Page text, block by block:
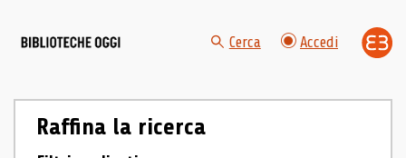
Cerca Accedi
Raffina la ricerca